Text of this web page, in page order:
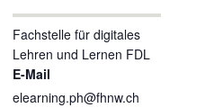
Fachstelle für digitales
Lehren und Lernen FDL
E-Mail
elearning.ph@fhnw.ch